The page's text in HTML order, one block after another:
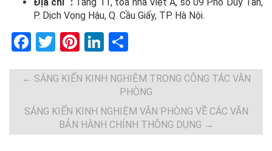
P. Dịch Vọng Hậu, Q. Cầu Giấy, TP. Hà Nội.
F
ce
b
o
o
T
tt
er
Pi
er
t
Li
ke
n
ar
e
← SÁNG KIẾN KINH NGHIỆM TRONG CÔNG TÁC VĂN
PHÒNG
SÁNG KIẾN KINH NGHIỆM VĂN PHÒNG VỀ CÁC VĂN
BẢN HÀNH CHÍNH THÔNG DỤNG →